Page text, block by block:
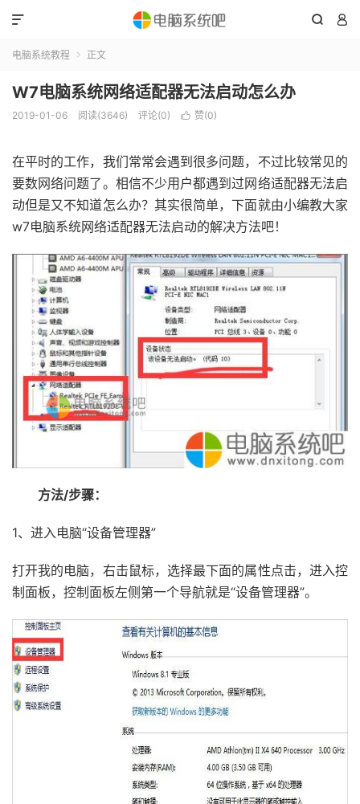
 

电脑系统教程  正文
W7电脑系统网络适配器无法启动怎么办
2019-01-06 阅读(3646) 评论(0)  赞(0)
在平时的工作，我们常常会遇到很多问题，不过比较常见的
要数网络问题了。相信不少用户都遇到过网络适配器无法启
动但是又不知道怎么办？其实很简单，下面就由小编教大家
w7电脑系统网络适配器无法启动的解决方法吧！
方法/步骤：
1、进入电脑“设备管理器”
打开我的电脑，右击鼠标，选择最下面的属性点击，进入控
制面板，控制面板左侧第一个导航就是“设备管理器”。